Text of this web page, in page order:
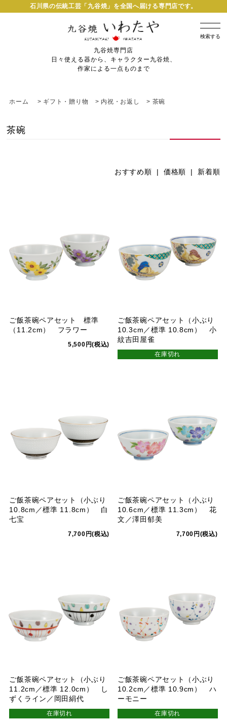
石川県の伝統工芸「九谷焼」を全国へ届ける専門店です。
検索する
九谷焼専門店
日々使える器から、キャラクター九谷焼、
作家による一点ものまで
ホーム > ギフト・贈り物 > 内祝・お返し > 茶碗
茶碗
おすすめ順 | 価格順 | 新着順
ご飯茶碗ペアセット 標準
（11.2cm） フラワー
5,500円(税込)
ご飯茶碗ペアセット（小ぶり
10.3cm／標準 10.8cm） 小
紋吉田屋雀
在庫切れ
ご飯茶碗ペアセット（小ぶり
10.8cm／標準 11.8cm） 白
七宝
7,700円(税込)
ご飯茶碗ペアセット（小ぶり
10.6cm／標準 11.3cm） 花
文／澤田郁美
7,700円(税込)
ご飯茶碗ペアセット（小ぶり
11.2cm／標準 12.0cm） し
ずくライン／岡田絹代
在庫切れ
ご飯茶碗ペアセット（小ぶり
10.2cm／標準 10.9cm） ハ
ーモニー
在庫切れ